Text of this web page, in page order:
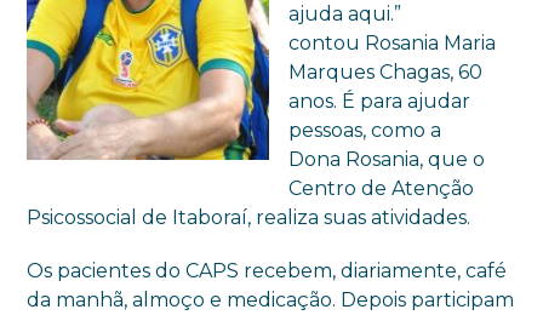
ajuda aqui.”
contou Rosania Maria
Marques Chagas, 60
anos. É para ajudar
pessoas, como a
Dona Rosania, que o
Centro de Atenção
Psicossocial de Itaboraí, realiza suas atividades.
Os pacientes do CAPS recebem, diariamente, café
da manhã, almoço e medicação. Depois participam